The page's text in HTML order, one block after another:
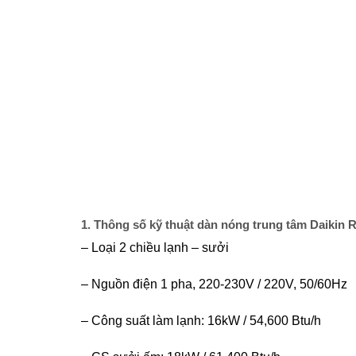
1. Thông số kỹ thuật dàn nóng trung tâm Daikin
– Loại 2 chiều lạnh – sưởi
– Nguồn điện 1 pha, 220-230V / 220V, 50/60Hz
– Công suất làm lạnh: 16kW / 54,600 Btu/h